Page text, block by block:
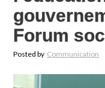
Forum
Posted by Communication